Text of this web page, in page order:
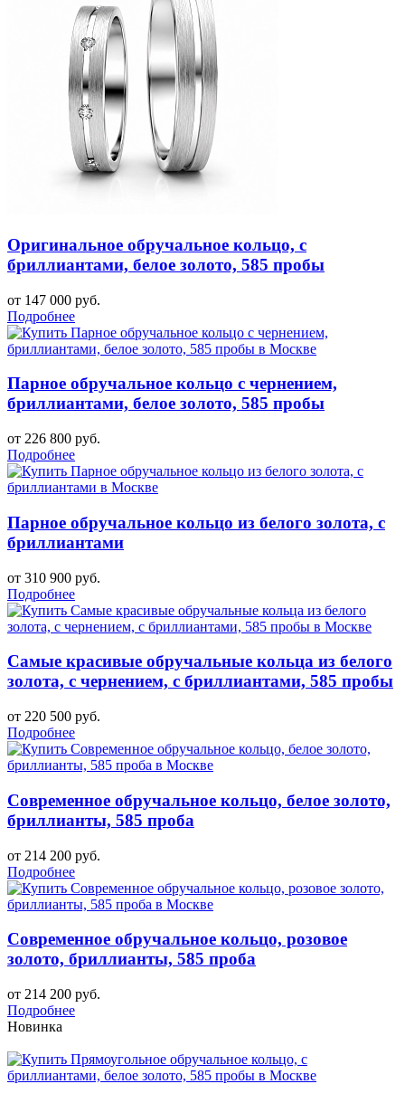
Оригинальное обручальное кольцо, с
бриллиантами, белое золото, 585 пробы
от 147 000 руб.
Подробнее
Парное обручальное кольцо с чернением,
бриллиантами, белое золото, 585 пробы
от 226 800 руб.
Подробнее
Парное обручальное кольцо из белого золота, с
бриллиантами
от 310 900 руб.
Подробнее
Самые красивые обручальные кольца из белого
золота, с чернением, с бриллиантами, 585 пробы
от 220 500 руб.
Подробнее
Современное обручальное кольцо, белое золото,
бриллианты, 585 проба
от 214 200 руб.
Подробнее
Современное обручальное кольцо, розовое
золото, бриллианты, 585 проба
от 214 200 руб.
Подробнее
Новинка